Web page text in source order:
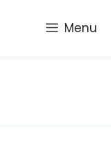
Menu